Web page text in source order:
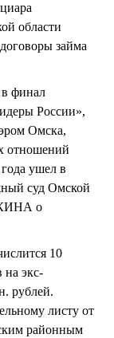
области
займа
в финал
России»,
Омска,
отношений
ушел в
суд Омской
о
10
на экс-
рублей.
листу от
районным